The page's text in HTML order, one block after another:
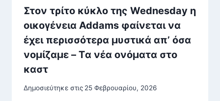
Στον τρίτο κύκλο της Wednesday η
οικογένεια Addams φαίνεται να
έχει περισσότερα μυστικά απ’ όσα
νομίζαμε – Tα νέα ονόματα στο
καστ
Δημοσιεύτηκε στις 25 Φεβρουαρίου, 2026